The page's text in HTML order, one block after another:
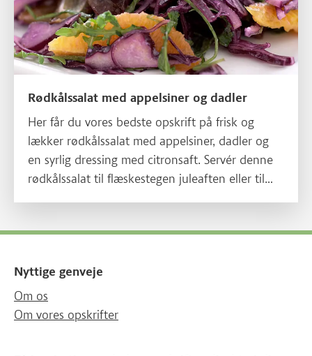
Rødkålssalat med appelsiner og dadler
Her får du vores bedste opskrift på frisk og
lækker rødkålssalat med appelsiner, dadler og
en syrlig dressing med citronsaft. Servér denne
rødkålssalat til flæskestegen juleaften eller til
Nyttige genveje
Om os
Om vores opskrifter